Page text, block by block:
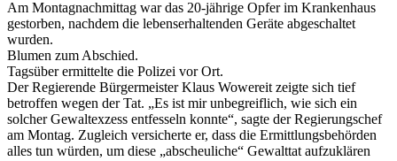
Am Montagnachmittag war das 20-jährige Opfer im Krankenhaus
gestorben, nachdem die lebenserhaltenden Geräte abgeschaltet
wurden.
Blumen zum Abschied.
Tagsüber ermittelte die Polizei vor Ort.
Der Regierende Bürgermeister Klaus Wowereit zeigte sich tief
betroffen wegen der Tat. „Es ist mir unbegreiflich, wie sich ein
solcher Gewaltexzess entfesseln konnte“, sagte der Regierungschef
am Montag. Zugleich versicherte er, dass die Ermittlungsbehörden
alles tun würden, um diese „abscheuliche“ Gewalttat aufzuklären